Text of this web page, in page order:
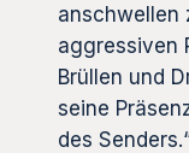
anschwellen
aggressiven
Brüllen und
seine
des